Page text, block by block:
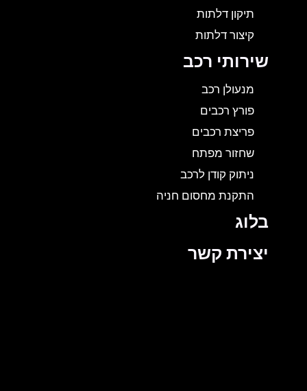
תיקון דלתות
קיצור דלתות
שירותי רכב
מנעולן רכב
פורץ רכבים
פריצת רכבים
שחזור מפתח
ניתוק קודן לרכב
התקנת מחסום חניה
בלוג
יצירת קשר